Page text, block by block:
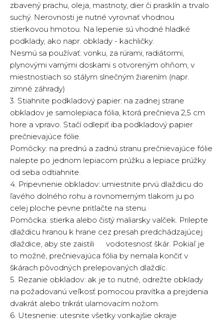
zbavený prachu, oleja, mastnoty, dier či prasklín a trvalo
suchý. Nerovnosti je nutné vyrovnať vhodnou
stierkovou hmotou. Na lepenie sú vhodné hladké
podklady, ako napr. obklady - kachličky.
Nesmú sa používať: vonku, za rúrami, radiátormi,
plynovými varnými doskami s otvoreným ohňom, v
miestnostiach so stálym slnečným žiarením (napr.
zimné záhrady)
3. Stiahnite podkladový papier: na zadnej strane
obkladov je samolepiaca fólia, ktorá prečnieva 2,5 cm
hore a vpravo. Stačí odlepiť iba podkladový papier
prečnievajúce fólie.
Pomôcky: na prednú a zadnú stranu prečnievajúce fólie
nalepte po jednom lepiacom prúžku a lepiace prúžky
od seba odtiahnite.
4. Pripevnenie obkladov: umiestnite prvú dlaždicu do
ľavého dolného rohu a rovnomerným tlakom ju po
celej ploche pevne pritlačte na stenu.
Pomôcka: stierka alebo čistý maliarsky valček. Prilepte
dlaždicu hranou k hrane cez presah predchádzajúcej
dlaždice, aby ste zaistili vodotesnosť škár. Pokiaľ je
to možné, prečnievajúca fólia by nemala končiť v
škárach pôvodných prelepovaných dlaždíc.
5. Rezanie obkladov: ak je to nutné, odrežte obklady
na požadovanú veľkosť pomocou pravítka a prejdenia
dvakrát alebo trikrát ulamovacím nožom.
6. Utesnenie: utesnite všetky vonkajšie okraje